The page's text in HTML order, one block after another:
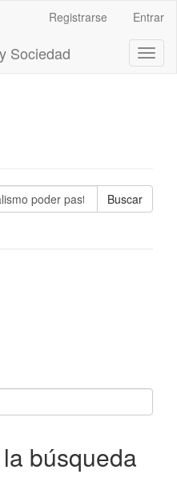
Registrarse Entrar
Sociedad
búsqueda